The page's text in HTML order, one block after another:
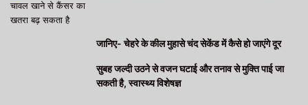
जानिए- चेहरे के कील मुहासे चंद सेकेंड में कैसे हो जाएंगे दूर
सुबह जल्दी उठने से वजन घटाई और तनाव से मुक्ति पाई जा
सकती है, स्वास्थ्य विशेषज्ञ